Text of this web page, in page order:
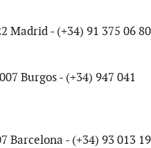
Madrid - (+34) 91 375 06 80
Burgos - (+34) 947 041
Barcelona - (+34) 93 013 19